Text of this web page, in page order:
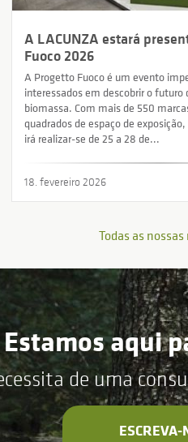
A LACUNZA estará
Fuoco 2026
A Progetto Fuoco é um evento
interessados em descobrir o futuro
biomassa. Com mais de 550
quadrados de espaço de
irá realizar-se de 25 a 28 de...
18. fevereiro 2026
Todas as
Estamos aqui
de uma
ESCREVA-